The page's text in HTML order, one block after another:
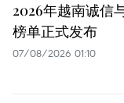
2026年越南诚信
榜单正式发布
07/08/2026 01:10